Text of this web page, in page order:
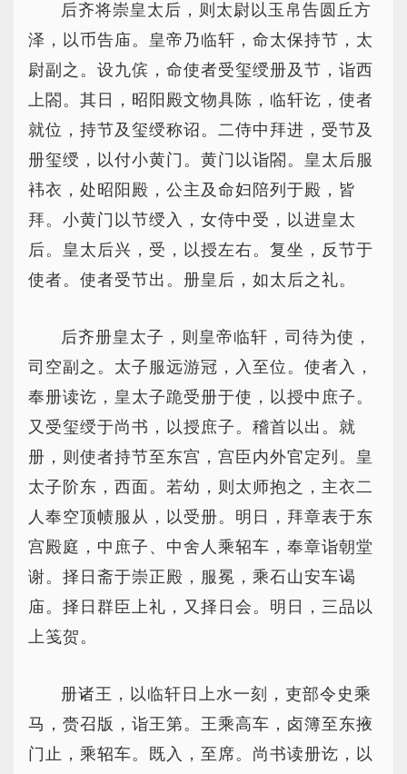
后齐将崇皇太后，则太尉以玉帛告圆丘方
泽，以币告庙。皇帝乃临轩，命太保持节，太
尉副之。设九傧，命使者受玺绶册及节，诣西
上閤。其日，昭阳殿文物具陈，临轩讫，使者
就位，持节及玺绶称诏。二侍中拜进，受节及
册玺绶，以付小黄门。黄门以诣閤。皇太后服
袆衣，处昭阳殿，公主及命妇陪列于殿，皆
拜。小黄门以节绶入，女侍中受，以进皇太
后。皇太后兴，受，以授左右。复坐，反节于
使者。使者受节出。册皇后，如太后之礼。
后齐册皇太子，则皇帝临轩，司待为使，
司空副之。太子服远游冠，入至位。使者入，
奉册读讫，皇太子跪受册于使，以授中庶子。
又受玺绶于尚书，以授庶子。稽首以出。就
册，则使者持节至东宫，宫臣内外官定列。皇
太子阶东，西面。若幼，则太师抱之，主衣二
人奉空顶帻服从，以受册。明日，拜章表于东
宫殿庭，中庶子、中舍人乘轺车，奉章诣朝堂
谢。择日斋于崇正殿，服冕，乘石山安车谒
庙。择日群臣上礼，又择日会。明日，三品以
上笺贺。
册诸王，以临轩日上水一刻，吏部令史乘
马，赍召版，诣王第。王乘高车，卤簿至东掖
门止，乘轺车。既入，至席。尚书读册讫，以